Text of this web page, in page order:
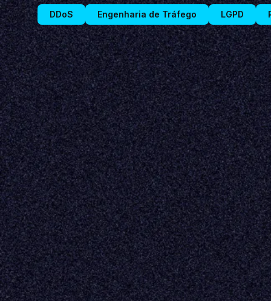
DDoS Engenharia de Tráfego LGPD